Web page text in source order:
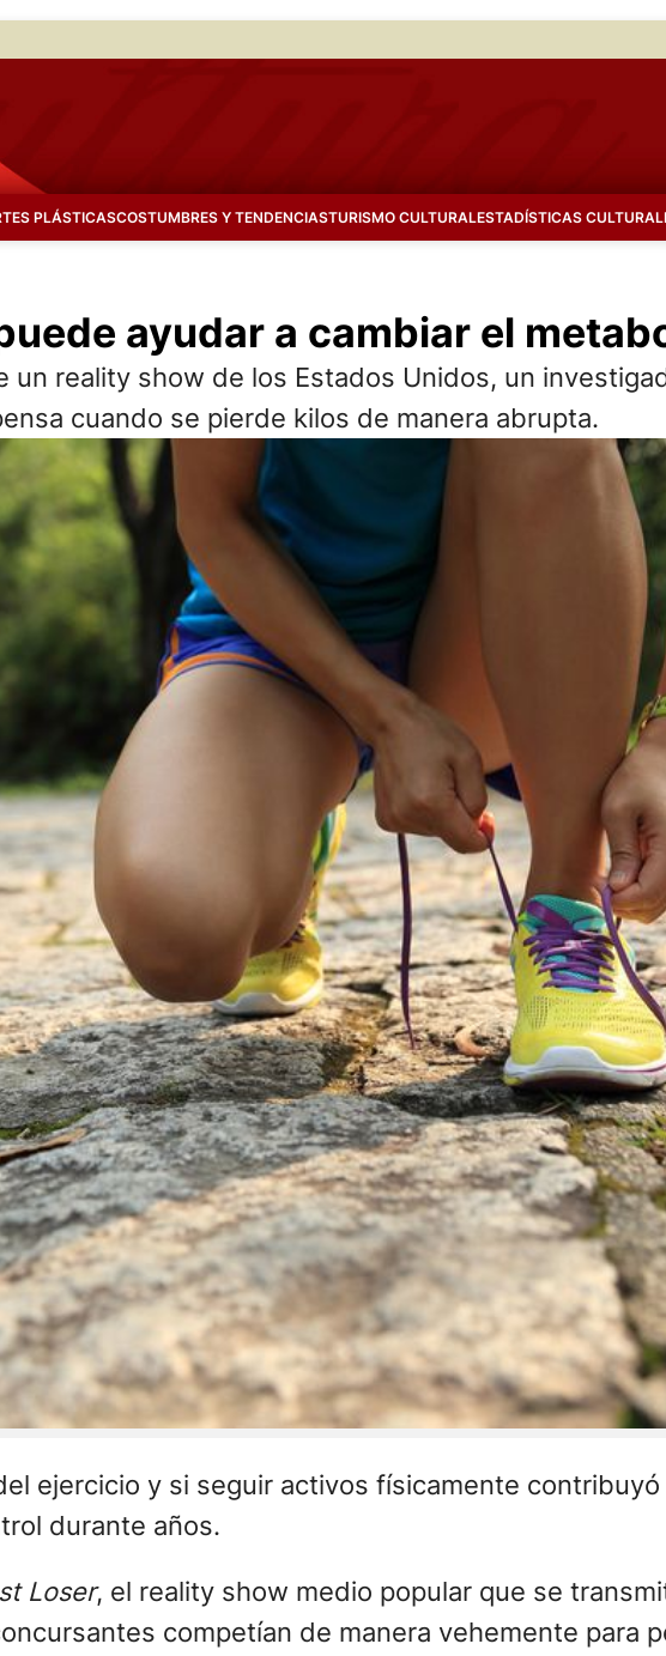
PLÁSTICASCOSTUMBRES Y TENDENCIASTURISMO CULTURALESTADÍSTICAS
ayudar a cambiar el
reality show de los Estados Unidos, un
cuando se pierde kilos de manera abrupta.
ejercicio y si seguir activos físicamente contribuyó
durante años.
Loser, el reality show medio popular que se
competían de manera vehemente para